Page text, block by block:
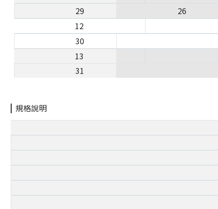
29
12
30
13
31
26
規格說明